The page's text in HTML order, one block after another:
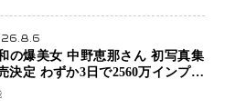
の爆美女 中野恵那さん 初写真集
決定 わずか3日で2560万インプレ
ョンを記録した話題の美貌を凝縮